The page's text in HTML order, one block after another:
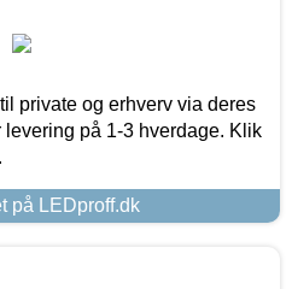
private og erhverv via deres
på 1-3 hverdage. Klik
på LEDproff.dk